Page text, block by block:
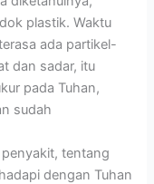
plastik. Waktu
ada partikel-
dan sadar, itu
pada Tuhan,
sudah
tentang
dengan Tuhan